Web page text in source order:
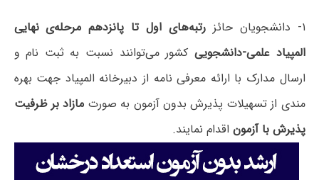
۱- دانشجویان حائز
رتبه‌های اول تا پانزدهم مرحله‌ی نهایی
المپیاد علمی-دانشجویی کشور می‌توانند نسبت به ثبت نام و
ارسال مدارک با ارائه معرفی نامه از دبیرخانه المپیاد جهت بهره
مندی از تسهیلات پذیرش بدون آزمون به صورت مازاد بر ظرفیت
پذیرش با آزمون اقدام نمایند.